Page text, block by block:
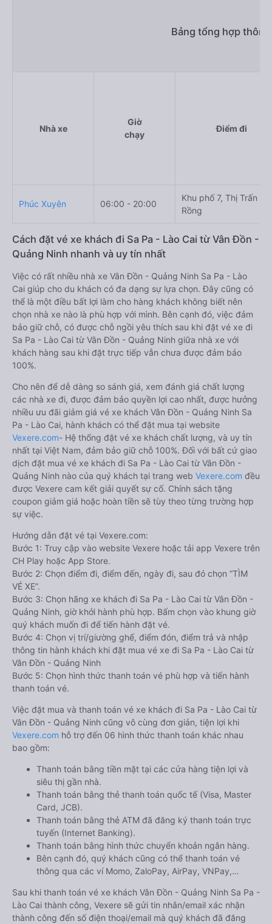
Bảng tổng hợp
Nhà xe
Giờ
chạy
Điểm đi
Phúc Xuyên 06:00 - 20:00
Khu phố 7, Thị Trấn Cái
Rồng
Cách đặt vé xe khách đi Sa Pa - Lào Cai từ Vân Đồn -
Quảng Ninh nhanh và uy tín nhất
Việc có rất nhiều nhà xe Vân Đồn - Quảng Ninh Sa Pa - Lào
Cai giúp cho du khách có đa dạng sự lựa chọn. Đây cũng có
thể là một điều bất lợi làm cho hàng khách không biết nên
chọn nhà xe nào là phù hợp với mình. Bên cạnh đó, việc đảm
bảo giữ chỗ, có được chỗ ngồi yêu thích sau khi đặt vé xe đi
Sa Pa - Lào Cai từ Vân Đồn - Quảng Ninh giữa nhà xe với
khách hàng sau khi đặt trực tiếp vẫn chưa được đảm bảo
100%.
Cho nên để dễ dàng so sánh giá, xem đánh giá chất lượng
các nhà xe đi, được đảm bảo quyền lợi cao nhất, được hưởng
nhiều ưu đãi giảm giá vé xe khách Vân Đồn - Quảng Ninh Sa
Pa - Lào Cai, hành khách có thể đặt mua tại website
Vexere.com- Hệ thống đặt vé xe khách chất lượng, và uy tín
nhất tại Việt Nam, đảm bảo giữ chỗ 100%. Đối với bất cứ giao
dịch đặt mua vé xe khách đi Sa Pa - Lào Cai từ Vân Đồn -
Quảng Ninh nào của quý khách tại trang web Vexere.com đều
được Vexere cam kết giải quyết sự cố. Chính sách tặng
coupon giảm giá hoặc hoàn tiền sẽ tùy theo từng trường hợp
sự việc.
Hướng dẫn đặt vé tại Vexere.com:
Bước 1: Truy cập vào website Vexere hoặc tải app Vexere trên
CH Play hoặc App Store.
Bước 2: Chọn điểm đi, điểm đến, ngày đi, sau đó chọn “TÌM
VÉ XE”.
Bước 3: Chọn hãng xe khách đi Sa Pa - Lào Cai từ Vân Đồn -
Quảng Ninh, giờ khởi hành phù hợp. Bấm chọn vào khung giờ
quý khách muốn đi để tiến hành đặt vé.
Bước 4: Chọn vị trí/giường ghế, điểm đón, điểm trả và nhập
thông tin hành khách khi đặt mua vé xe đi Sa Pa - Lào Cai từ
Vân Đồn - Quảng Ninh
Bước 5: Chọn hình thức thanh toán vé phù hợp và tiến hành
thanh toán vé.
Việc đặt mua và thanh toán vé xe khách đi Sa Pa - Lào Cai từ
Vân Đồn - Quảng Ninh cũng vô cùng đơn giản, tiện lợi khi
Vexere.com hỗ trợ đến 06 hình thức thanh toán khác nhau
bao gồm:
Thanh toán bằng tiền mặt tại các cửa hàng tiện lợi và
siêu thị gần nhà.
Thanh toán bằng thẻ thanh toán quốc tế (Visa, Master
Card, JCB).
Thanh toán bằng thẻ ATM đã đăng ký thanh toán trực
tuyến (Internet Banking).
Thanh toán bằng hình thức chuyển khoản ngân hàng.
Bên cạnh đó, quý khách cũng có thể thanh toán vé
thông qua các ví Momo, ZaloPay, AirPay, VNPay,…
Sau khi thanh toán vé xe khách Vân Đồn - Quảng Ninh Sa Pa -
Lào Cai thành công, Vexere sẽ gửi tin nhắn/email xác nhận
thành công đến số điện thoại/email mà quý khách đã đăng